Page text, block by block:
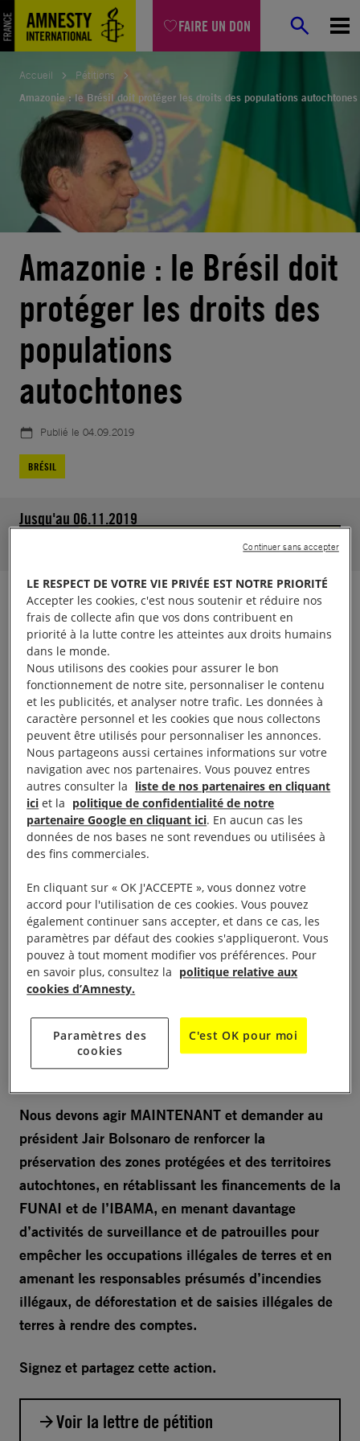
FAIRE UN DON
Aller
au
contenu
Accueil
Pétitions
Amazonie : le Brésil doit protéger les droits des populations autochtones
Amazonie : le Brésil doit
protéger les droits des
populations
autochtones
Publié le 04.09.2019
BRÉSIL
Jusqu'au 06.11.2019
En mai 2019, nous avions prévenu que la situation
deviendrait intenable pour les populations
autochtones et la forêt amazonienne pendant la
saison sèche si le gouvernement ne changeait pas
de politique. C’est maintenant devenu une tragique
réalité et la forêt est en proie aux flammes.
Il s’agit d’une catastrophe environnementale et
d’une crise des droits humains. Nous devons agir
maintenant. Pour protéger l’Amazonie, il est
essentiel de protéger les droits des populations
autochtones.
Les incendies doivent être éteints. Mais le
gouvernement du président Jair Bolsonaro a
délibérément réduit les financements de certaines
institutions civiles, comme la Fondation nationale de
l’Indien du Brésil (FUNAI) et l’Institut brésilien de
renouvelables (IBAMA), deux organisations menant
des activités de surveillance et de protection de
l’Amazonie, et a entravé leur fonctionnement.
Nous devons agir MAINTENANT et demander au
président Jair Bolsonaro de renforcer la
préservation des zones protégées et des territoires
autochtones, en rétablissant les financements de la
FUNAI et de l’IBAMA, en menant davantage
d’activités de surveillance et de patrouilles pour
empêcher les occupations illégales de terres et en
amenant les responsables présumés d’incendies
illégaux, de déforestation et de saisies illégales de
terres à rendre des comptes.
Signez et partagez cette action.
Voir la lettre de pétition
LE RESPECT DE VOTRE VIE PRIVÉE EST NOTRE PRIORITÉ
Accepter les cookies, c'est nous soutenir et réduire nos
frais de collecte afin que vos dons contribuent en
priorité à la lutte contre les atteintes aux droits humains
dans le monde.
Nous utilisons des cookies pour assurer le bon
fonctionnement de notre site, personnaliser le contenu
et les publicités, et analyser notre trafic. Les données à
caractère personnel et les cookies que nous collectons
peuvent être utilisés pour personnaliser les annonces.
Nous partageons aussi certaines informations sur votre
navigation avec nos partenaires. Vous pouvez entres
autres consulter la liste de nos partenaires en cliquant
ici et la politique de confidentialité de notre
partenaire Google en cliquant ici. En aucun cas les
données de nos bases ne sont revendues ou utilisées à
des fins commerciales.
En cliquant sur « OK J'ACCEPTE », vous donnez votre
accord pour l'utilisation de ces cookies. Vous pouvez
également continuer sans accepter, et dans ce cas, les
paramètres par défaut des cookies s'appliqueront. Vous
pouvez à tout moment modifier vos préférences. Pour
en savoir plus, consultez la politique relative aux
cookies d’Amnesty.
Paramètres des
cookies
C'est OK pour moi
Continuer sans accepter